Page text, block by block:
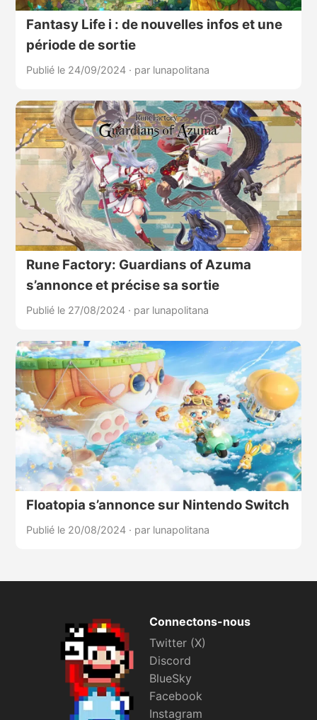
Fantasy Life i : de nouvelles infos et une
période de sortie
Publié le 24/09/2024 · par lunapolitana
Rune Factory: Guardians of Azuma
s’annonce et précise sa sortie
Publié le 27/08/2024 · par lunapolitana
Floatopia s’annonce sur Nintendo Switch
Publié le 20/08/2024 · par lunapolitana
Connectons-nous
Twitter (X)
Discord
BlueSky
Facebook
Instagram